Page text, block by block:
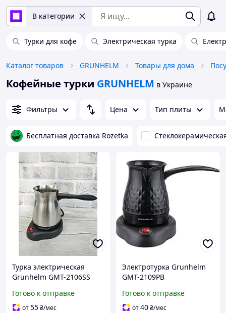
В категории
Турки для кофе Электрическая турка
Каталог товаров GRUNHELM Товары для дома
Кофейные турки GRUNHELM в Украине
Фильтры Цена Тип плиты
Бесплатная доставка Rozetka
Турка электрическая
Grunhelm GMT-2106SS
Готово к отправке
от55₴/мес
Электротурка Grunhelm
GMT-2109PB
Готово к отправке
от40₴/мес